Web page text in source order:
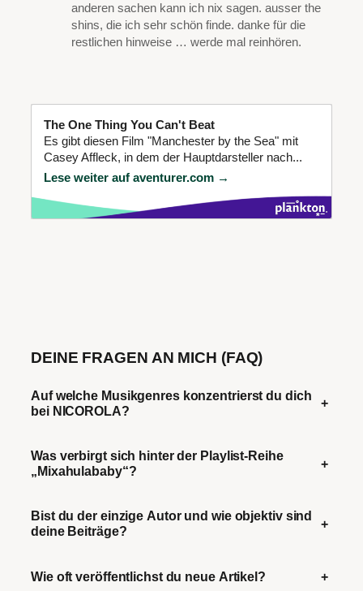
anderen sachen kann ich nix sagen. ausser the
shins, die ich sehr schön finde. danke für die
restlichen hinweise … werde mal reinhören.
The One Thing You Can't Beat
Es gibt diesen Film "Manchester by the Sea" mit
Casey Affleck, in dem der Hauptdarsteller nach...
Lese weiter auf aventurer.com →
DEINE FRAGEN AN MICH (FAQ)
Auf welche Musikgenres konzentrierst du dich
bei NICOROLA?
+
Was verbirgt sich hinter der Playlist-Reihe
„Mixahulababy“?
+
Bist du der einzige Autor und wie objektiv sind
deine Beiträge?
+
Wie oft veröffentlichst du neue Artikel? +